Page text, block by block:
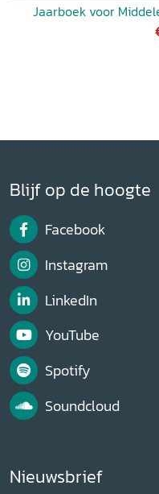
Jaarboek voor
Blijf op de hoogte
Facebook
Instagram
LinkedIn
YouTube
Spotify
Soundcloud
Nieuwsbrief